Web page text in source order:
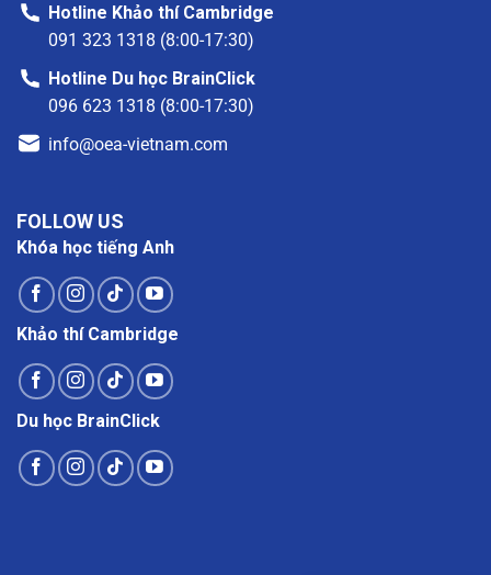
Hotline Khảo thí Cambridge
091 323 1318 (8:00-17:30)
Hotline Du học BrainClick
096 623 1318 (8:00-17:30)
info@oea-vietnam.com
FOLLOW US
Khóa học tiếng Anh
Khảo thí Cambridge
Du học BrainClick